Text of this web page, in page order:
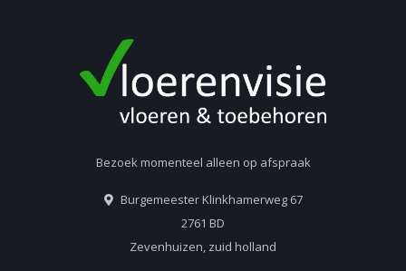
Bezoek momenteel alleen op afspraak
Burgemeester Klinkhamerweg 67
2761 BD
Zevenhuizen, zuid holland